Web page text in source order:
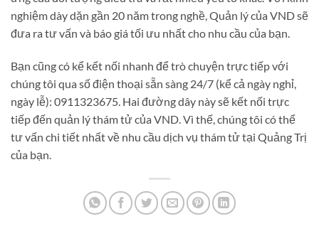
nghiệm dày dặn gần 20 năm trong nghề, Quản lý của VND sẽ
đưa ra tư vấn và báo giá tối ưu nhất cho nhu cầu của bạn.
Bạn cũng có kể kết nối nhanh để trò chuyện trực tiếp với
chúng tôi qua số điện thoại sẵn sàng 24/7 (kể cả ngày nghỉ,
ngày lễ): 0911323675. Hai đường dây này sẽ kết nối trực
tiếp đến quản lý thám tử của VND. Vì thế, chúng tôi có thể
tư vấn chi tiết nhất về nhu cầu dịch vụ thám tử tại Quảng Trị
của bạn.